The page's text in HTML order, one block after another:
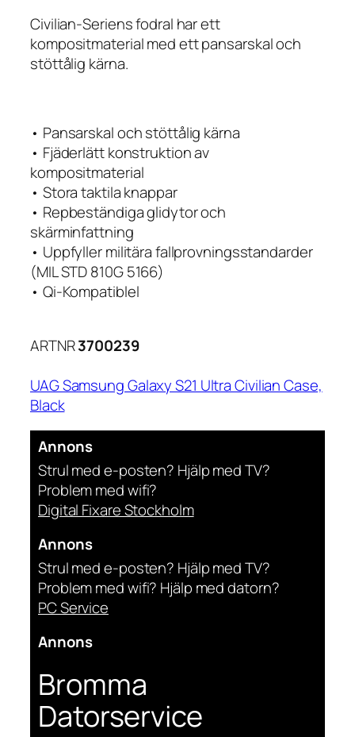
Civilian-Seriens fodral har ett
kompositmaterial med ett pansarskal och
stöttålig kärna.
• Pansarskal och stöttålig kärna
• Fjäderlätt konstruktion av
kompositmaterial
• Stora taktila knappar
• Repbeständiga glidytor och
skärminfattning
• Uppfyller militära fallprovningsstandarder
(MIL STD 810G 5166)
• Qi-Kompatiblel
ARTNR3700239
UAG Samsung Galaxy S21 Ultra Civilian Case,
Black
Annons
Strul med e-posten? Hjälp med TV?
Problem med wifi?
Digital Fixare Stockholm
Annons
Strul med e-posten? Hjälp med TV?
Problem med wifi? Hjälp med datorn?
PC Service
Annons
Bromma
Datorservice